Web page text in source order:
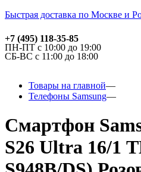
Быстрая доставка по Москве и
+7 (495) 118-35-85
ПН-ПТ с 10:00 до 19:00
СБ-ВС с 11:00 до 18:00
Товары на главной
Телефоны Samsung
Смартфон
S26 Ultra 16/1